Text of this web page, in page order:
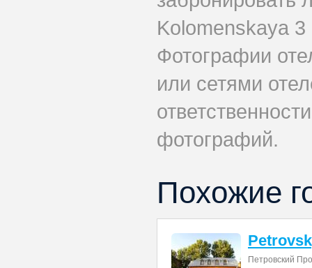
Kolomenskaya 3
Фотографии
или сетями
фотографий.
Похожие
Петровский